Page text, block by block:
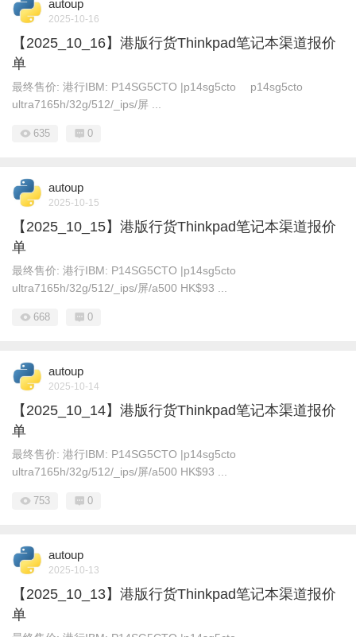
autoup
2025-10-16
【2025_10_16】港版行货Thinkpad笔记本渠道报价
单
最终售价: 港行IBM: P14SG5CTO |p14sg5cto p14sg5cto
ultra7165h/32g/512/_ips/屏 ...
635 0
autoup
2025-10-15
【2025_10_15】港版行货Thinkpad笔记本渠道报价
单
最终售价: 港行IBM: P14SG5CTO |p14sg5cto
ultra7165h/32g/512/_ips/屏/a500 HK$93 ...
668 0
autoup
2025-10-14
【2025_10_14】港版行货Thinkpad笔记本渠道报价
单
最终售价: 港行IBM: P14SG5CTO |p14sg5cto
ultra7165h/32g/512/_ips/屏/a500 HK$93 ...
753 0
autoup
2025-10-13
【2025_10_13】港版行货Thinkpad笔记本渠道报价
单